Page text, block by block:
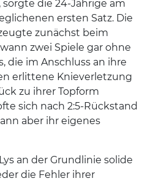
die 24-Jährige am
ersten Satz. Die
zunächst beim
zwei Spiele gar ohne
die im Anschluss an ihre
erlittene Knieverletzung
zu ihrer Topform
sich nach 2:5-Rückstand
aber ihr eigenes
an der Grundlinie solide
die Fehler ihrer